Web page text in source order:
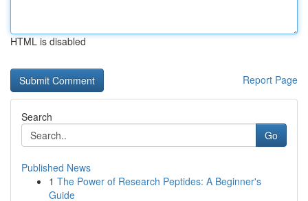
HTML is disabled
Report Page
Search
Go
Published News
1 The Power of Research Peptides: A Beginner's
Guide